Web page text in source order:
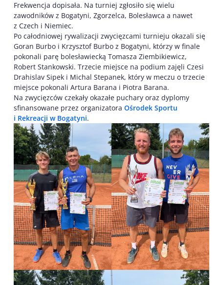
Frekwencja dopisała. Na turniej zgłosiło się wielu
zawodników z Bogatyni, Zgorzelca, Bolesławca a nawet
z Czech i Niemiec.
Po całodniowej rywalizacji zwycięzcami turnieju okazali się
Goran Burbo i Krzysztof Burbo z Bogatyni, którzy w finale
pokonali parę bolesławiecką Tomasza Ziembikiewicz,
Robert Stankowski. Trzecie miejsce na podium zajęli Czesi
Drahislav Sipek i Michal Stepanek, który w meczu o trzecie
miejsce pokonali Artura Barana i Piotra Barana.
Na zwycięzców czekały okazałe puchary oraz dyplomy
sfinansowane przez organizatora Ośrodek Sportu
i Rekreacji w Bogatyni.